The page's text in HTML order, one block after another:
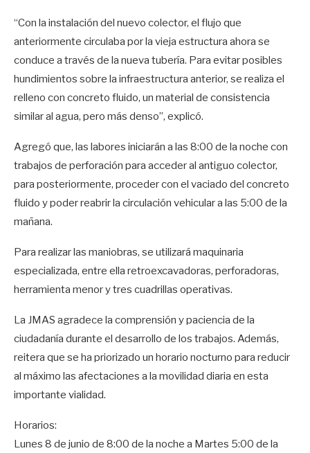
“Con la instalación del nuevo colector, el flujo que
anteriormente circulaba por la vieja estructura ahora se
conduce a través de la nueva tubería. Para evitar posibles
hundimientos sobre la infraestructura anterior, se realiza el
relleno con concreto fluido, un material de consistencia
similar al agua, pero más denso”, explicó.
Agregó que, las labores iniciarán a las 8:00 de la noche con
trabajos de perforación para acceder al antiguo colector,
para posteriormente, proceder con el vaciado del concreto
fluido y poder reabrir la circulación vehicular a las 5:00 de la
mañana.
Para realizar las maniobras, se utilizará maquinaria
especializada, entre ella retroexcavadoras, perforadoras,
herramienta menor y tres cuadrillas operativas.
La JMAS agradece la comprensión y paciencia de la
ciudadanía durante el desarrollo de los trabajos. Además,
reitera que se ha priorizado un horario nocturno para reducir
al máximo las afectaciones a la movilidad diaria en esta
importante vialidad.
Horarios:
Lunes 8 de junio de 8:00 de la noche a Martes 5:00 de la